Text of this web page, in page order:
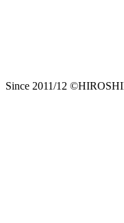
Since 2011/12